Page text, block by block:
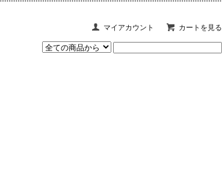
マイアカウント カートを見る